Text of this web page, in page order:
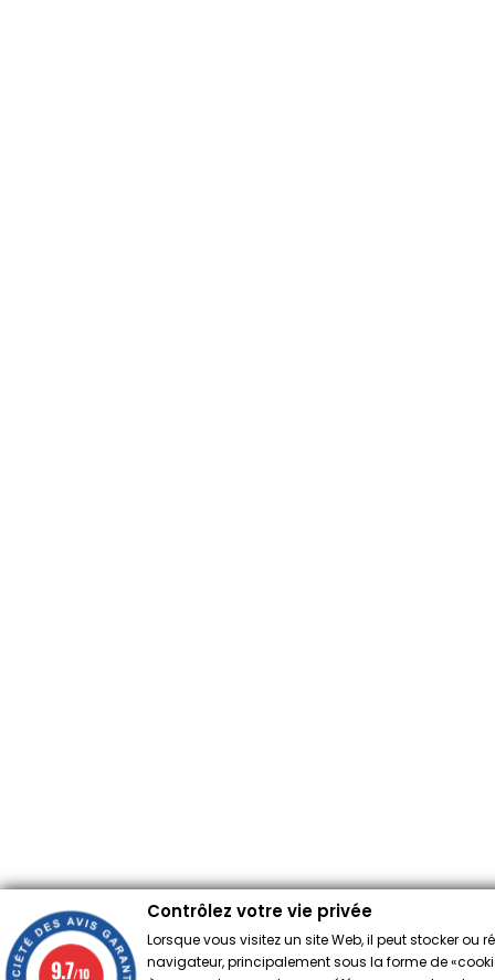
Contrôlez votre vie privée
Lorsque vous visitez un site Web, il peut stocker ou
navigateur, principalement sous la forme de
9.7/10